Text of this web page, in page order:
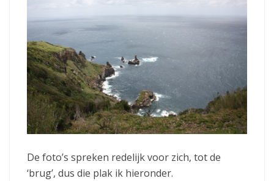
De foto’s spreken redelijk voor zich, tot de
‘brug’, dus die plak ik hieronder.